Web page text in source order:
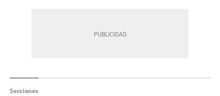
Secciones